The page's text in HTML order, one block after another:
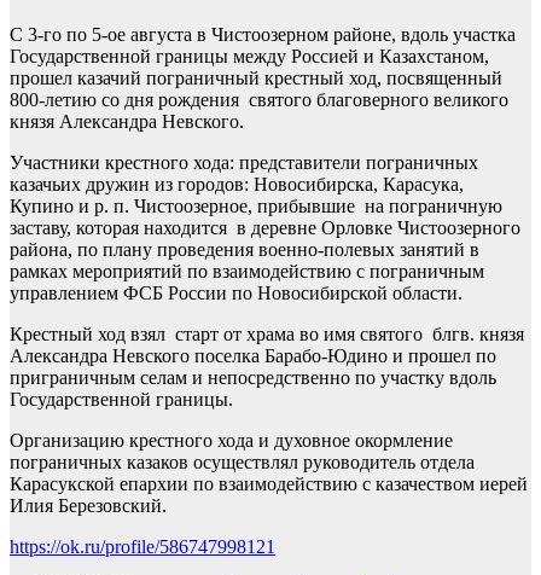
С 3-го по 5-ое августа в Чистоозерном районе, вдоль участка
Государственной границы между Россией и Казахстаном,
прошел казачий пограничный крестный ход, посвященный
800-летию со дня рождения святого благоверного великого
князя Александра Невского.
Участники крестного хода: представители пограничных
казачьих дружин из городов: Новосибирска, Карасука,
Купино и р. п. Чистоозерное, прибывшие на пограничную
заставу, которая находится в деревне Орловке Чистоозерного
района, по плану проведения военно-полевых занятий в
рамках мероприятий по взаимодействию с пограничным
управлением ФСБ России по Новосибирской области.
Крестный ход взял старт от храма во имя святого блгв. князя
Александра Невского поселка Барабо-Юдино и прошел по
приграничным селам и непосредственно по участку вдоль
Государственной границы.
Организацию крестного хода и духовное окормление
пограничных казаков осуществлял руководитель отдела
Карасукской епархии по взаимодействию с казачеством иерей
Илия Березовский.
https://ok.ru/profile/586747998121